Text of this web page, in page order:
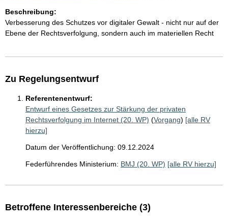
Beschreibung:
Verbesserung des Schutzes vor digitaler Gewalt - nicht nur auf der
Ebene der Rechtsverfolgung, sondern auch im materiellen Recht
Zu Regelungsentwurf
Referentenentwurf:
Entwurf eines Gesetzes zur Stärkung der privaten
Rechtsverfolgung im Internet (20. WP) (Vorgang) [alle RV
hierzu]
Datum der Veröffentlichung: 09.12.2024
Federführendes Ministerium: BMJ (20. WP) [alle RV hierzu]
Betroffene Interessenbereiche (3)